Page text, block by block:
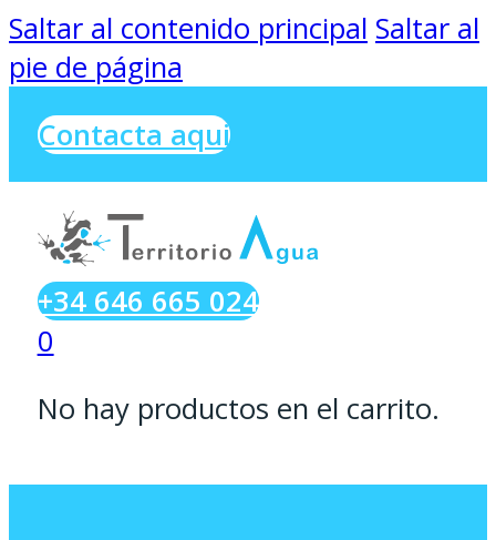
Saltar al contenido principal Saltar al
pie de página
Contacta aqui
+34 646 665 024
0
No hay productos en el carrito.